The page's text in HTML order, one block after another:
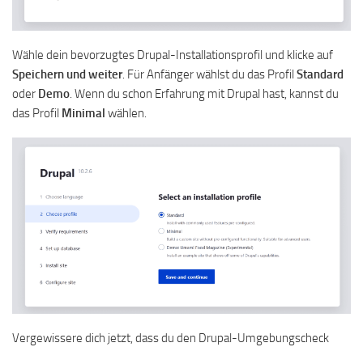
Wähle dein bevorzugtes Drupal-Installationsprofil und klicke auf
Speichern und weiter. Für Anfänger wählst du das Profil Standard
oder Demo. Wenn du schon Erfahrung mit Drupal hast, kannst du
das Profil Minimal wählen.
Vergewissere dich jetzt, dass du den Drupal-Umgebungscheck